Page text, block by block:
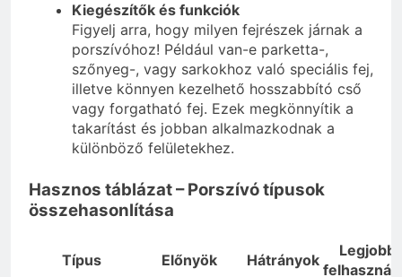
Kiegészítők és funkciók
Figyelj arra, hogy milyen fejrészek járnak a
porszívóhoz! Például van-e parketta-,
szőnyeg-, vagy sarkokhoz való speciális fej,
illetve könnyen kezelhető hosszabbító cső
vagy forgatható fej. Ezek megkönnyítik a
takarítást és jobban alkalmazkodnak a
különböző felületekhez.
Hasznos táblázat – Porszívó típusok
összehasonlítása
Típus Előnyök Hátrányok
Legjobb